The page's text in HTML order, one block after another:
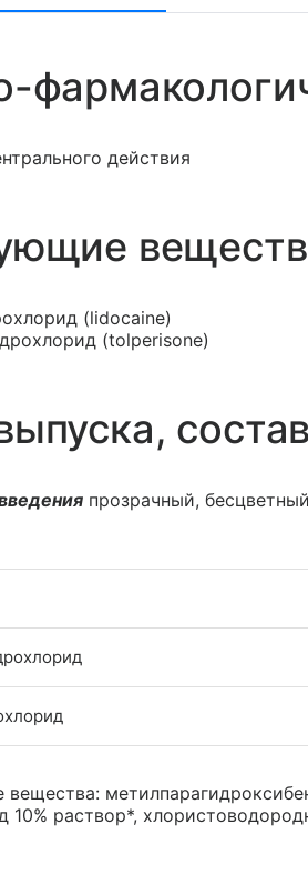
действия
(lidocaine)
(tolperisone)
прозрачный,
вещества:
10% раствор*,